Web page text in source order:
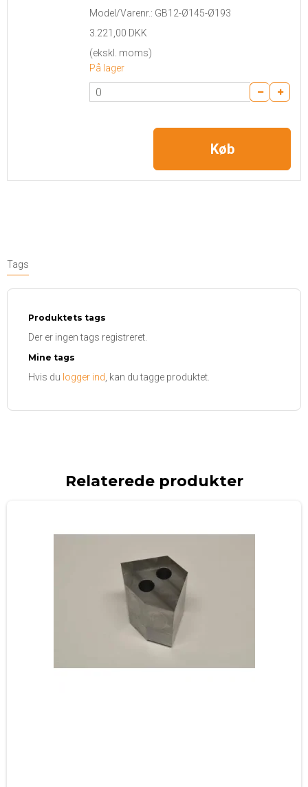
Model/Varenr.: GB12-Ø145-Ø193
3.221,00 DKK
(ekskl. moms)
På lager
Køb
Tags
Produktets tags
Der er ingen tags registreret.
Mine tags
Hvis du logger ind, kan du tagge produktet.
Relaterede produkter